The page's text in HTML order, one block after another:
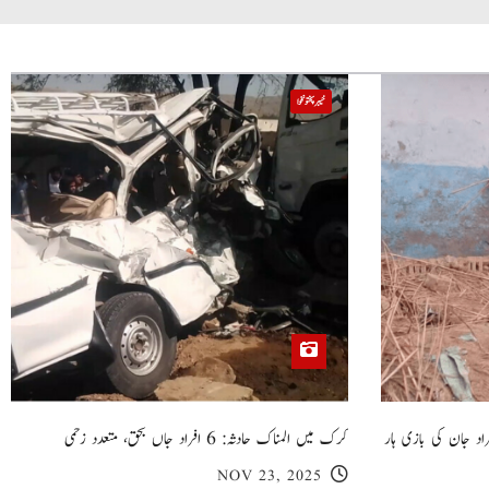
گھر کی چھت گرنے کا سانحہ: 5 افراد جان کی بازی ہار
خیبر پختونخوا
کرک میں المناک حادثہ: 6 افراد جاں بحق، متعدد زخمی
NOV 23, 2025